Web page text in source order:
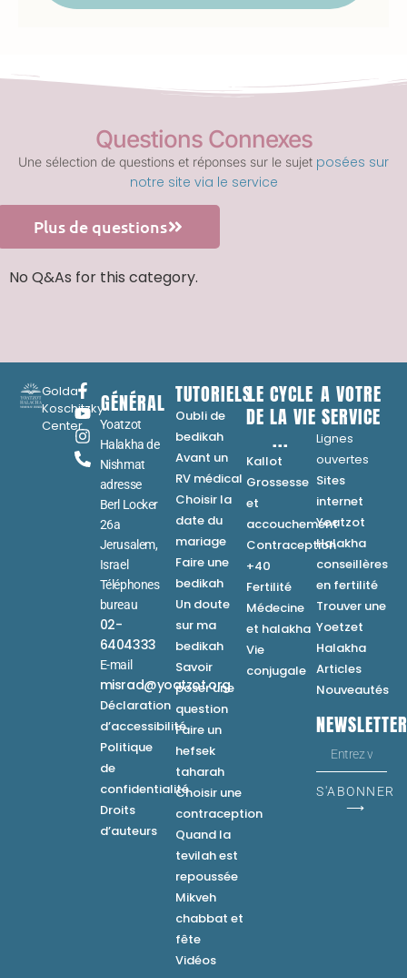
Questions Connexes
Une sélection de questions et réponses sur le sujet posées sur
notre site via le service
Plus de questions
No Q&As for this category.
Golda
Koschitzky
Center
GÉNÉRAL
Yoatzot
Halakha de
Nishmat
adresse
Berl Locker
26a
Jerusalem,
Israel
Téléphones
bureau
02-
6404333
E-mail
misrad@yoatzot.org
Déclaration
d’accessibilité
Politique
de
confidentialité
Droits
d’auteurs
TUTORIELS
Oubli de
bedikah
Avant un
RV médical
Choisir la
date du
mariage
Faire une
bedikah
Un doute
sur ma
bedikah
Savoir
poser une
question
Faire un
hefsek
taharah
Choisir une
contraception
Quand la
tevilah est
repoussée
Mikveh
chabbat et
fête
Vidéos
LE CYCLE
DE LA VIE
...
Kallot
Grossesse
et
accouchement
Contraception
+40
Fertilité
Médecine
et halakha
Vie
conjugale
A VOTRE
SERVICE
Lignes
ouvertes
Sites
internet
Yoatzot
Halakha
conseillères
en fertilité
Trouver une
Yoetzet
Halakha
Articles
Nouveautés
S'ABONNER
⟶